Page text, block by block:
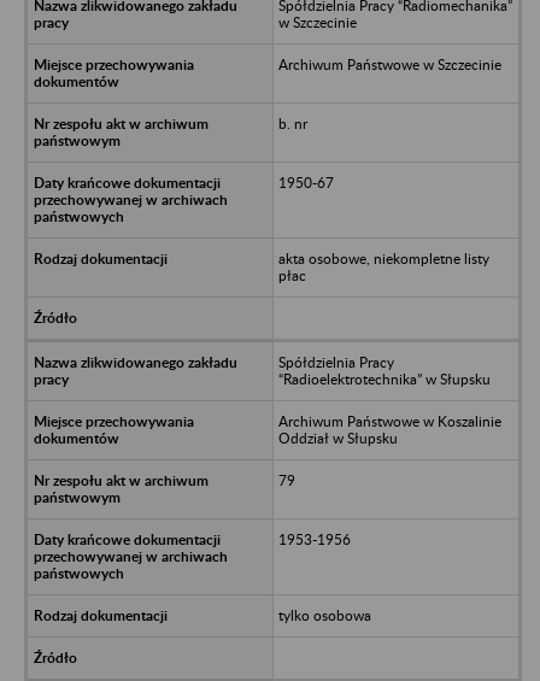
Spółdzielnia Pracy “Radiomechanika”
w Szczecinie
Archiwum Państwowe w Szczecinie
b. nr
1950-67
akta osobowe, niekompletne listy
płac
Spółdzielnia Pracy
“Radioelektrotechnika” w Słupsku
Archiwum Państwowe w Koszalinie
Oddział w Słupsku
79
1953-1956
tylko osobowa